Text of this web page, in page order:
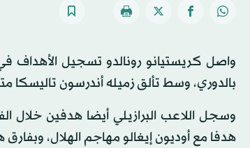
بالدوري، وسط تألق زميله أندرسون تاليسكا
هدفا مع أوديون إيغالو مهاجم الهلال،